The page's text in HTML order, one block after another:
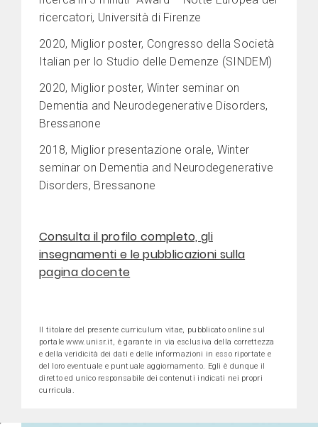
ricercatori, Università di Firenze
2020, Miglior poster, Congresso della Società
Italian per lo Studio delle Demenze (SINDEM)
2020, Miglior poster, Winter seminar on
Dementia and Neurodegenerative Disorders,
Bressanone
2018, Miglior presentazione orale, Winter
seminar on Dementia and Neurodegenerative
Disorders, Bressanone
Consulta il profilo completo, gli
insegnamenti e le pubblicazioni sulla
pagina docente
Il titolare del presente curriculum vitae, pubblicato online sul
portale www.unisr.it, è garante in via esclusiva della correttezza
e della veridicità dei dati e delle informazioni in esso riportate e
del loro eventuale e puntuale aggiornamento. Egli è dunque il
diretto ed unico responsabile dei contenuti indicati nei propri
curricula.